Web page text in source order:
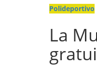
Polideportivo
La